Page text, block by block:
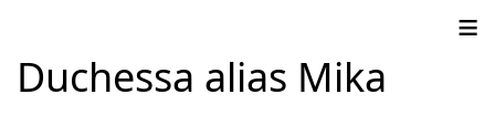
≡
Duchessa alias Mika